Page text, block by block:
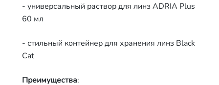
- универсальный раствор для линз ADRIA Plus
60 мл
- стильный контейнер для хранения линз Black
Cat
Преимущества: